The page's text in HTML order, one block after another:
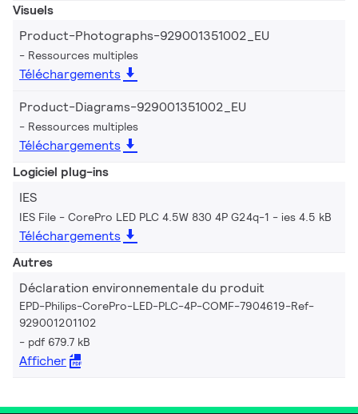
Visuels
Product-Photographs-929001351002_EU
Ressources multiples
Téléchargements
Product-Diagrams-929001351002_EU
Ressources multiples
Téléchargements
Logiciel plug-ins
IES
IES File - CorePro LED PLC 4.5W 830 4P G24q-1 ies 4.5 kB
Téléchargements
Autres
Déclaration environnementale du produit
EPD-Philips-CorePro-LED-PLC-4P-COMF-7904619-Ref-
929001201102
pdf 679.7 kB
Afficher